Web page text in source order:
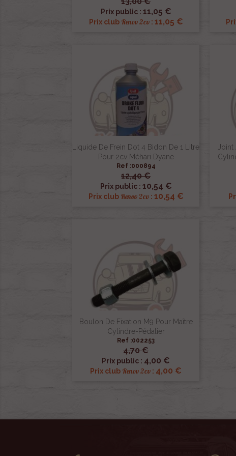
Prix public : 11,05 €
Prix club Renov 2cv: 11,05 €
 Aperçu rapide
Liquide De Frein Dot 4 Bidon De 1 Litre
Pour 2cv Méhari Dyane
Ref :000894
12,40 €
Prix public : 10,54 €
Prix club Renov 2cv: 10,54 €
 Aperçu rapide
Joint
Boulon De Fixation M9 Pour Maître
Cylindre-Pédalier
Ref :002253
4,70 €
Prix public : 4,00 €
Prix club Renov 2cv : 4,00 €
 Aperçu rapide